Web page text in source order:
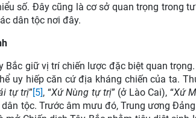
số. Đây cũng là cơ sở quan trọng trong
dân tộc nơi đây.
Bắc giữ vị trí chiến lược đặc biệt quan
uy hiếp căn cứ địa kháng chiến của ta.
tự trị”[5], “Xứ Nùng tự trị” (ở Lào Cai), “Xứ
tộc. Trước âm mưu đó, Trung ương